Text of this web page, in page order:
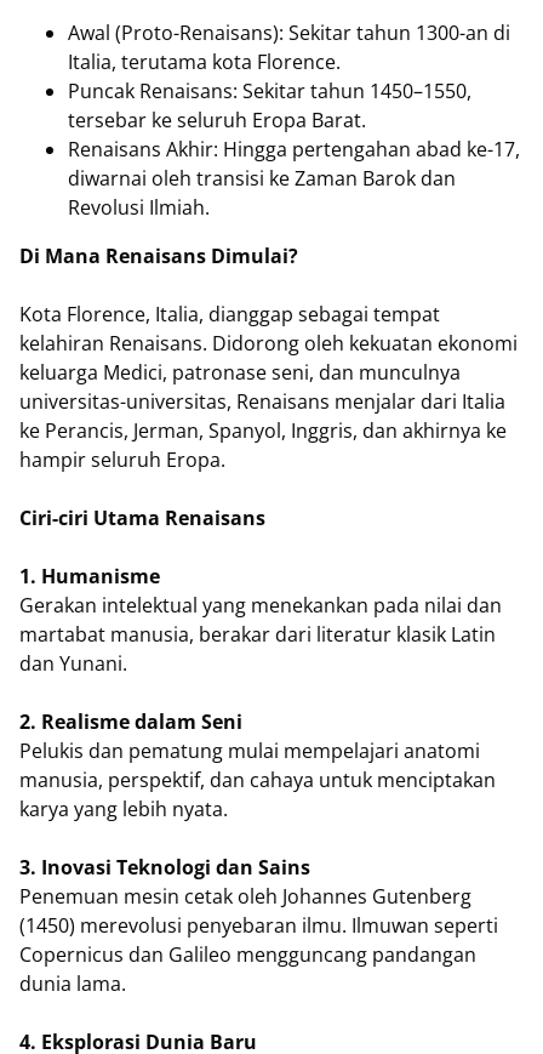
Awal (Proto-Renaisans): Sekitar tahun 1300-an di
Italia, terutama kota Florence.
Puncak Renaisans: Sekitar tahun 1450–1550,
tersebar ke seluruh Eropa Barat.
Renaisans Akhir: Hingga pertengahan abad ke-17,
diwarnai oleh transisi ke Zaman Barok dan
Revolusi Ilmiah.
Di Mana Renaisans Dimulai?
Kota Florence, Italia, dianggap sebagai tempat
kelahiran Renaisans. Didorong oleh kekuatan ekonomi
keluarga Medici, patronase seni, dan munculnya
universitas-universitas, Renaisans menjalar dari Italia
ke Perancis, Jerman, Spanyol, Inggris, dan akhirnya ke
hampir seluruh Eropa.
Ciri-ciri Utama Renaisans
1. Humanisme
Gerakan intelektual yang menekankan pada nilai dan
martabat manusia, berakar dari literatur klasik Latin
dan Yunani.
2. Realisme dalam Seni
Pelukis dan pematung mulai mempelajari anatomi
manusia, perspektif, dan cahaya untuk menciptakan
karya yang lebih nyata.
3. Inovasi Teknologi dan Sains
Penemuan mesin cetak oleh Johannes Gutenberg
(1450) merevolusi penyebaran ilmu. Ilmuwan seperti
Copernicus dan Galileo mengguncang pandangan
dunia lama.
4. Eksplorasi Dunia Baru